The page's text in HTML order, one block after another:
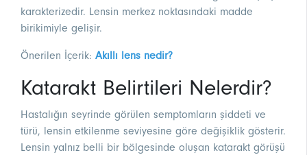
karakterizedir. Lensin merkez noktasındaki madde
birikimiyle gelişir.
Önerilen İçerik: Akıllı lens nedir?
Katarakt Belirtileri Nelerdir?
Hastalığın seyrinde görülen semptomların şiddeti ve
türü, lensin etkilenme seviyesine göre değişiklik gösterir.
Lensin yalnız belli bir bölgesinde oluşan katarakt görüşü